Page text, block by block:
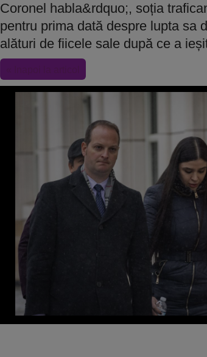
Coronel habla&rdquo;, soția
pentru prima dată despre lupta sa
alături de fiicele sale după ce a